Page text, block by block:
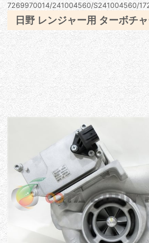
7269970014/241004560/S241004560/
日野 レンジャー用 ターボチ